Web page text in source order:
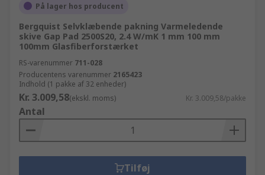
På lager hos producent
Bergquist Selvklæbende pakning Varmeledende
skive Gap Pad 2500S20, 2.4 W/mK 1 mm 100 mm
100mm Glasfiberforstærket
RS-varenummer 711-028
Producentens varenummer 2165423
Indhold (1 pakke af 32 enheder)
Kr. 3.009,58(ekskl. moms) Kr. 3.009,58/pakke
Antal
Tilføj